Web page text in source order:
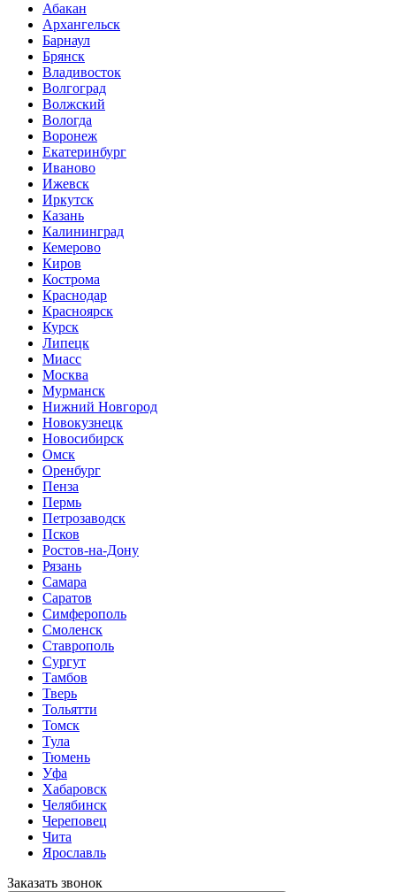
Абакан
Архангельск
Барнаул
Брянск
Владивосток
Волгоград
Волжский
Вологда
Воронеж
Екатеринбург
Иваново
Ижевск
Иркутск
Казань
Калининград
Кемерово
Киров
Кострома
Краснодар
Красноярск
Курск
Липецк
Миасс
Москва
Мурманск
Нижний Новгород
Новокузнецк
Новосибирск
Омск
Оренбург
Пенза
Пермь
Петрозаводск
Псков
Ростов-на-Дону
Рязань
Самара
Саратов
Симферополь
Смоленск
Ставрополь
Сургут
Тамбов
Тверь
Тольятти
Томск
Тула
Тюмень
Уфа
Хабаровск
Челябинск
Череповец
Чита
Ярославль
Заказать звонок